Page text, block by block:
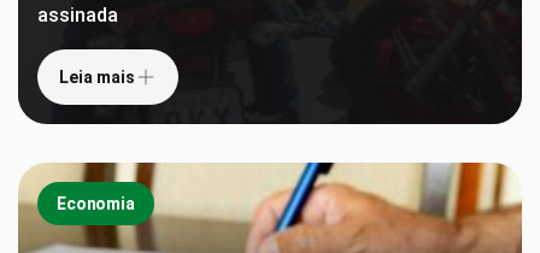
assinada
Leia mais
Economia